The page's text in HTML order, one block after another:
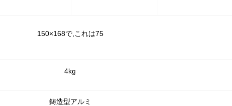
150×168で,これは75
4kg
鋳造型アルミ